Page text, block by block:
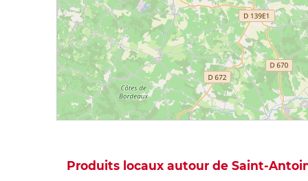
Produits locaux autour de Saint-